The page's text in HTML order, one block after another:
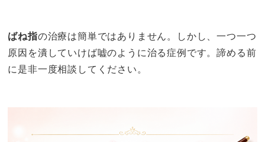
ばね指の治療は簡単ではありません。しかし、一つ一つ
原因を潰していけば嘘のように治る症例です。諦める前
に是非一度相談してください。